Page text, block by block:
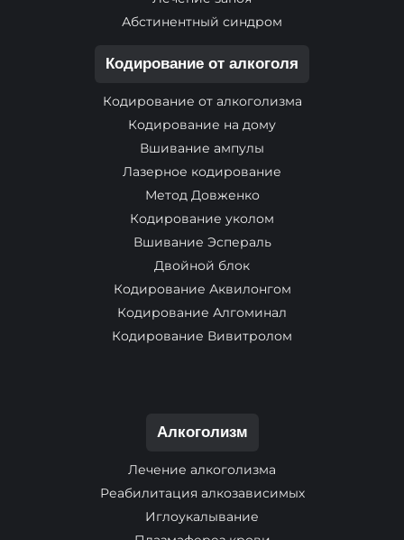
Абстинентный синдром
Кодирование от алкоголя
Кодирование от алкоголизма
Кодирование на дому
Вшивание ампулы
Лазерное кодирование
Метод Довженко
Кодирование уколом
Вшивание Эспераль
Двойной блок
Кодирование Аквилонгом
Кодирование Алгоминал
Кодирование Вивитролом
Алкоголизм
Лечение алкоголизма
Реабилитация алкозависимых
Иглоукалывание